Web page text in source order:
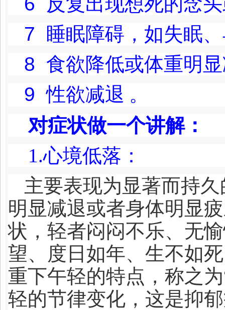
7
睡眠障碍，如失眠
8 食欲降低或体重明
9 性欲减退 。
对症状做一个讲解：
1.心境低落：
主要表现为显著而持
明显减退或者身体明显
状，轻者闷闷不乐、无
望、度日如年、生不如
重下午轻的特点，称之
轻的节律变化，这是抑